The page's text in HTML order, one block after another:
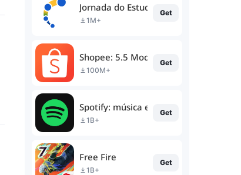
Jornada do Estudante
1M+
Get
Shopee: 5.5 Moda e Beleza
100M+
Get
Spotify: música e podcasts
1B+
Get
Free Fire
1B+
Get